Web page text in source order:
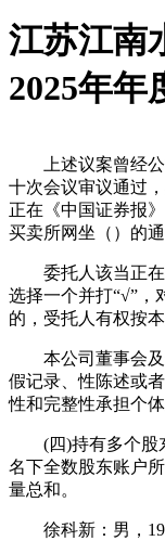
江苏江南
2025年年
上述议案曾经公
十次会议审议通过
正在《中国证券报
买卖所网坐（）的通
委托人该当正在
选择一个并打“√”，
的，受托人有权按
本公司董事会及
假记录、性陈述或
性和完整性承担个体
(四)持有多个股东
名下全数股东账户
量总和。
徐科新：男，